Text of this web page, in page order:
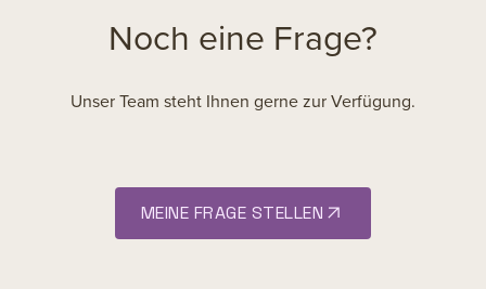
Noch eine Frage?
Unser Team steht Ihnen gerne zur Verfügung.
MEINE FRAGE STELLEN